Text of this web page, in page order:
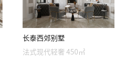
长泰西郊别墅
法式现代轻奢 450㎡